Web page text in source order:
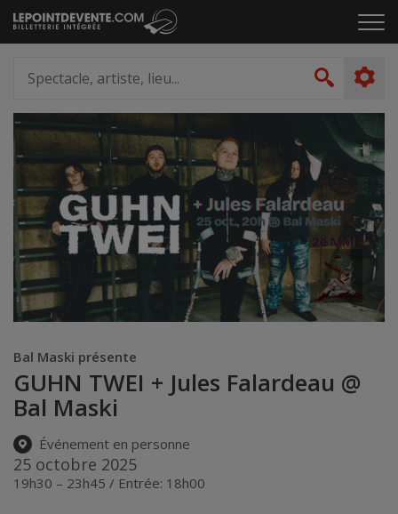
Passer
au
le
artiste,
lieu...
Bal Maski présente
GUHN TWEI + Jules Falardeau @
Bal Maski
Événement en personne
25 octobre 2025
19h30 – 23h45 / Entrée: 18h00